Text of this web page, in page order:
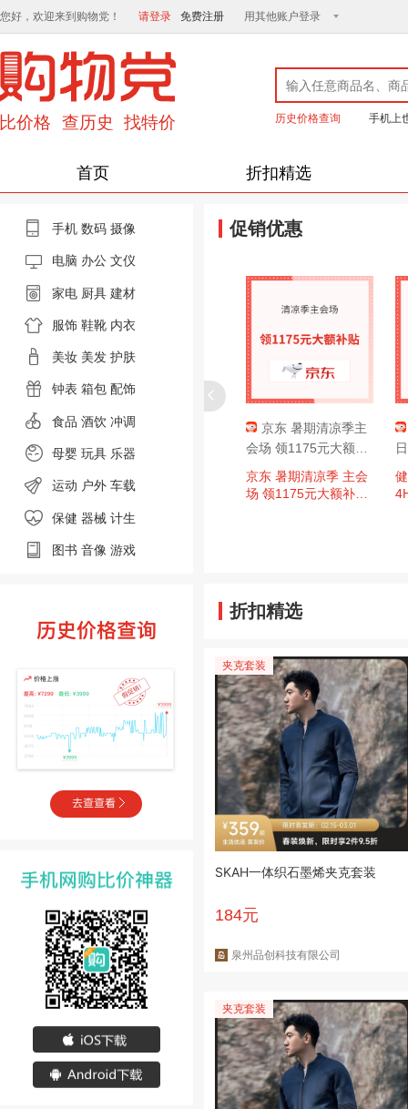
您好，欢迎来到购物党！ 请登录 免费注册 用其他账户登录
历史价格查询 手机上
首页 折扣精选
手机 数码 摄像
电脑 办公 文仪
家电 厨具 建材
服饰 鞋靴 内衣
美妆 美发 护肤
钟表 箱包 配饰
食品 酒饮 冲调
母婴 玩具 乐器
运动 户外 车载
保健 器械 计生
图书 音像 游戏
促销优惠
京东 暑期清凉季主
会场 领1175元大额补
贴 含1115元PLUS超
级补贴
京东 暑期清凉季 主会
场 领1175元大额补贴
折扣精选
夹克套装
SKAH一体织石墨烯夹克套装
184元
泉州品创科技有限公司
夹克套装